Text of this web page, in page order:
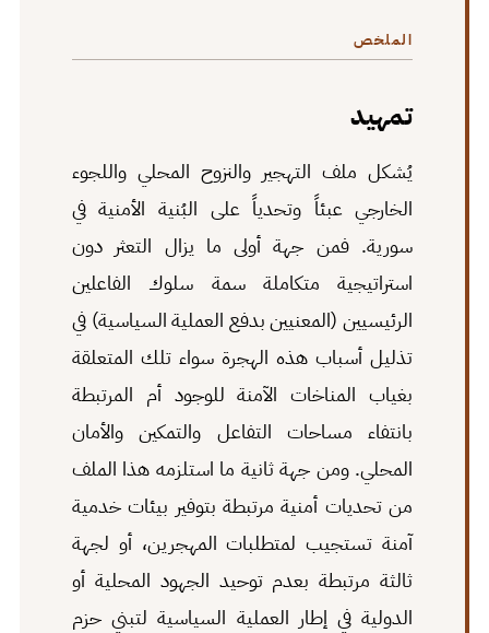
الملخص
تمهيد
يُشكل ملف التهجير والنزوح المحلي واللجوء
الخارجي عبئاً وتحدياً على البُنية الأمنية في
سورية. فمن جهة أولى ما يزال التعثر دون
استراتيجية متكاملة سمة سلوك الفاعلين
الرئيسيين (المعنيين بدفع العملية السياسية) في
تذليل أسباب هذه الهجرة سواء تلك المتعلقة
بغياب المناخات الآمنة للوجود أم المرتبطة
بانتفاء مساحات التفاعل والتمكين والأمان
المحلي. ومن جهة ثانية ما استلزمه هذا الملف
من تحديات أمنية مرتبطة بتوفير بيئات خدمية
آمنة تستجيب لمتطلبات المهجرين، أو لجهة
ثالثة مرتبطة بعدم توحيد الجهود المحلية أو
الدولية في إطار العملية السياسية لتبني حزم